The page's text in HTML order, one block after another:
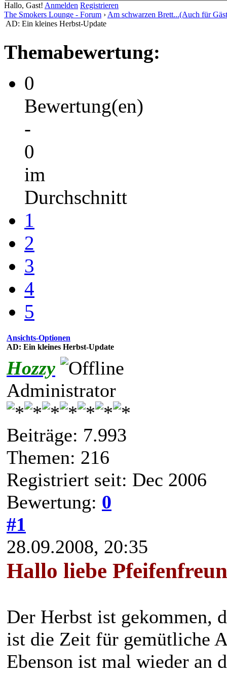
Hallo, Gast! Anmelden Registrieren
The Smokers Lounge - Forum › Am schwarzen Brett...(Auch für
AD: Ein kleines Herbst-Update
Themabewertung:
0
Bewertung(en)
-
0
im
Durchschnitt
1
2
3
4
5
Ansichts-Optionen
AD: Ein kleines Herbst-Update
Hozzy
Administrator
Beiträge: 7.993
Themen: 216
Registriert seit: Dec 2006
Bewertung: 0
#1
28.09.2008, 20:35
Hallo liebe
Der Herbst ist gekommen,
ist die Zeit für gemütliche
Ebenson ist mal wieder an